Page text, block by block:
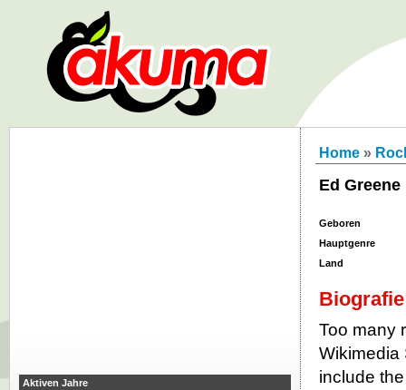
Home »
Ed Greene
Geboren
Hauptgenre
Land
Biografie
Too many
Wikimedia
include
Aktiven Jahre